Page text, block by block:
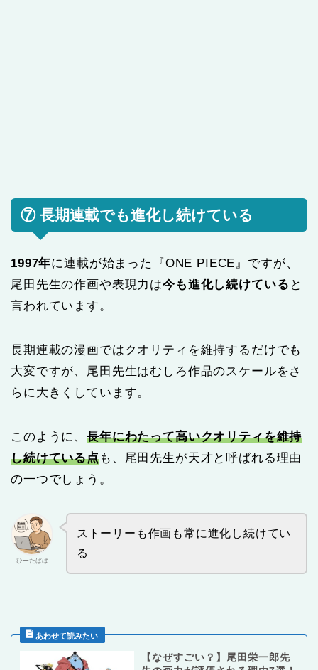
⑦ 長期連載でも進化し続けている
1997年に連載が始まった『ONE PIECE』ですが、
尾田先生の作画や表現力は今も進化し続けている と
言われています。
長期連載の漫画ではクオリティを維持するだけでも
大変ですが、尾田先生はむしろ作品のスケールをさ
らに大きくしています。
このように、長年にわたって高いクオリティを維持
し続けている点も、尾田先生が天才と呼ばれる理由
の一つでしょう。
ひーたぱぱ
ストーリーも作画も常に進化し続けてい
る
【なぜすごい？】尾田栄一郎先